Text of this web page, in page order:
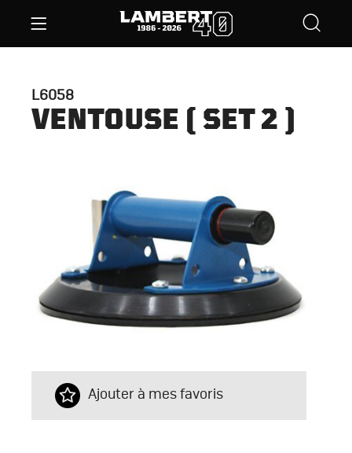
L6058
VENTOUSE ( SET 2 )
Ajouter à mes favoris